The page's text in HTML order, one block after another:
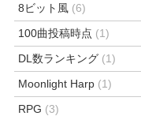
8ビット風 (6)
100曲投稿時点 (1)
DL数ランキング (1)
Moonlight Harp (1)
RPG (3)